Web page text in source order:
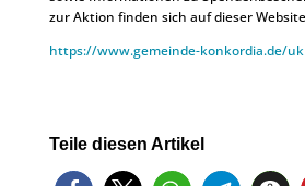
zur Aktion finden sich auf dieser
https://www.gemeinde-konkordia.de/
Teile diesen Artikel